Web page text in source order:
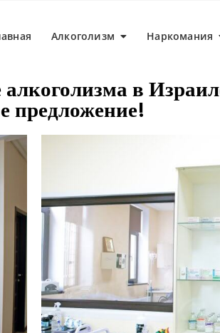
Алкоголизм Наркомания
в
предложение!